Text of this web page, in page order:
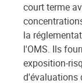
court terme
la
l'OMS. Ils
exposition-
d'évaluations